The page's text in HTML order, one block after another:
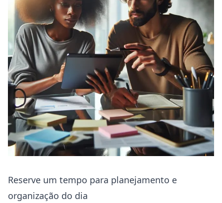
Reserve um tempo para planejamento e
organização do dia